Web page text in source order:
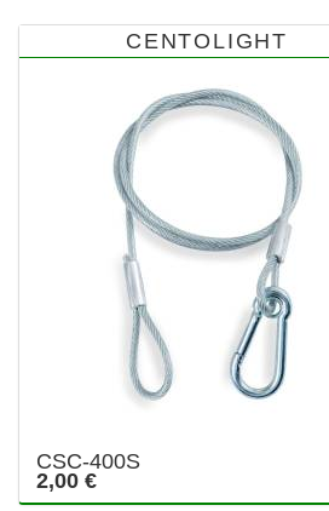
CENTOLIGHT
CSC-400S
2,00 €